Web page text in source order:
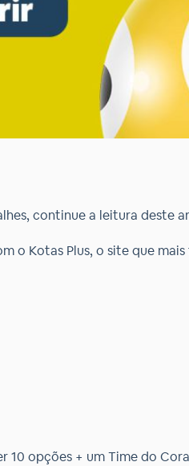
continue a leitura deste
o Kotas Plus, o site que
10 opções + um Time do